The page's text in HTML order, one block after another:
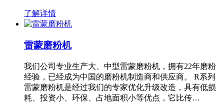
了解详情
雷蒙磨粉机
我们公司专业生产大、中型雷蒙磨粉机，拥有22年磨粉
经验，已经成为中国的磨粉机制造商和供应商。 R系列
雷蒙磨粉机是经过我们的专家优化升级改造，具有低损
耗、投资小、环保、占地面积小等优点，它比传…